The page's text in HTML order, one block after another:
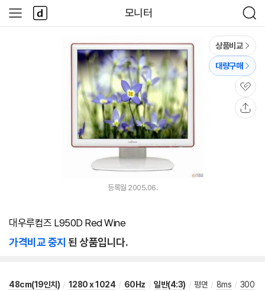
모니터
검
색
사
이
다
나
와
상품비교
대량구매
관
심
등록월 2005.06.
대우루컴즈 L950D Red Wine
가격비교 중지 된 상품입니다.
48cm(19인치) / 1280 x 1024 / 60Hz / 일반(4:3) / 평면 / 8ms / 300